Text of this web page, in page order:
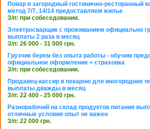
Повар в загородный гостинично-ресторанный
метод 7/7, 14/14 предоставляем жилье
З/п: при собеседовании.
Электросварщик с проживанием официально
выплаты 2 раза в месяц
З/п: 26 000 - 31 000 грн.
Грузчик берем без опыта работы - обучим
официальное оформление + страховка
З/п: при собеседовании.
Продавец-кассир в пекарню для иногородних
выплаты дважды в месяц
З/п: 22 400 - 25 000 грн.
Разнорабочий на склад продуктов питания
отличные условия опыт не важен
З/п: 22 000 грн.